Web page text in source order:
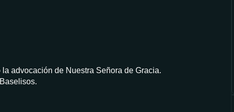
advocación de Nuestra Señora de Gracia.